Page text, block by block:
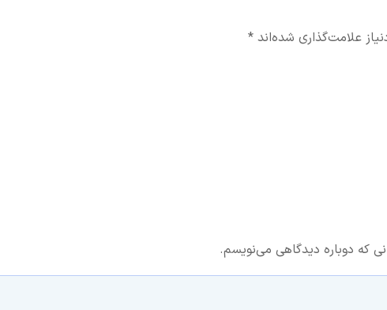
علامت‌گذاری شده‌اند *
که دوباره دیدگاهی می‌نویسم.